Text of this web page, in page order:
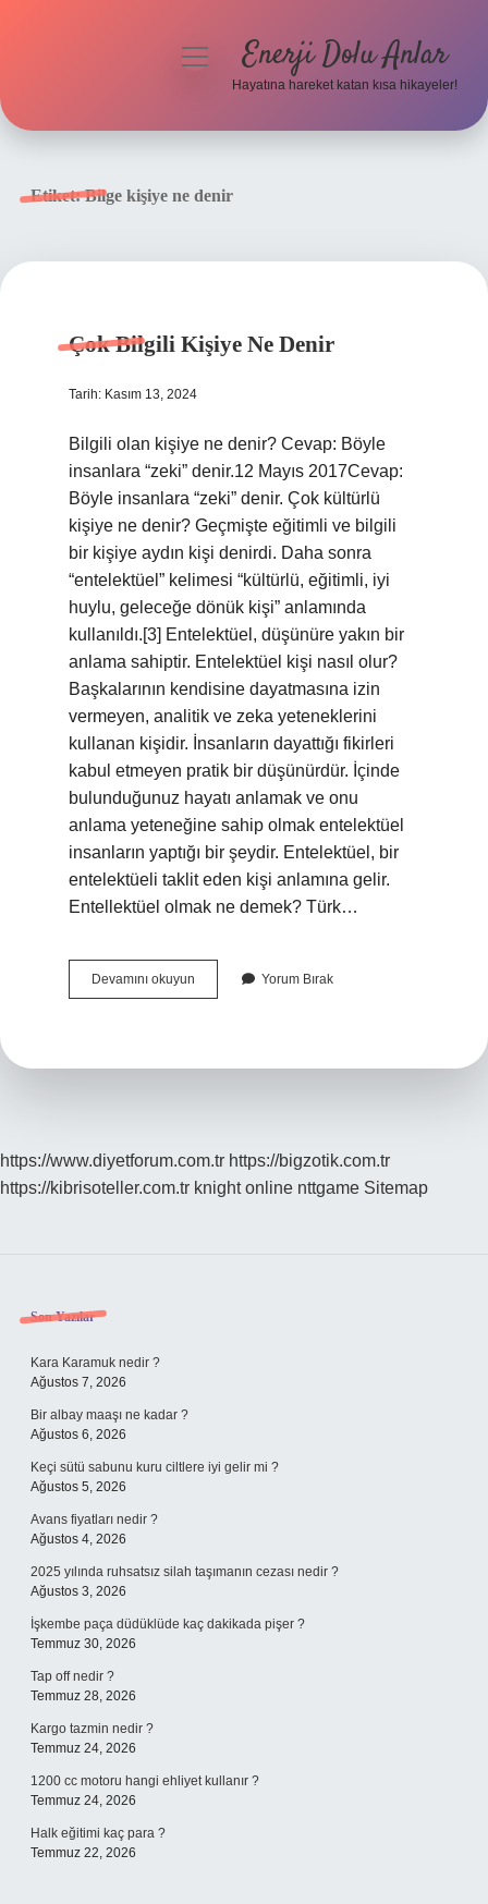
menüyüEnerji Dolu Anlar
Hayatına hareket katan kısa hikayeler!
Etiket:Bilge kişiye ne denir
Çok Bilgili Kişiye Ne Denir
Tarih: Kasım 13, 2024
Bilgili olan kişiye ne denir? Cevap: Böyle
insanlara “zeki” denir.12 Mayıs 2017Cevap:
Böyle insanlara “zeki” denir. Çok kültürlü
kişiye ne denir? Geçmişte eğitimli ve bilgili
bir kişiye aydın kişi denirdi. Daha sonra
“entelektüel” kelimesi “kültürlü, eğitimli, iyi
huylu, geleceğe dönük kişi” anlamında
kullanıldı.[3] Entelektüel, düşünüre yakın bir
anlama sahiptir. Entelektüel kişi nasıl olur?
Başkalarının kendisine dayatmasına izin
vermeyen, analitik ve zeka yeteneklerini
kullanan kişidir. İnsanların dayattığı fikirleri
kabul etmeyen pratik bir düşünürdür. İçinde
bulunduğunuz hayatı anlamak ve onu
anlama yeteneğine sahip olmak entelektüel
insanların yaptığı bir şeydir. Entelektüel, bir
entelektüeli taklit eden kişi anlamına gelir.
Entellektüel olmak ne demek? Türk…
Devamını okuyun
Bilgili
Yorum Bırak
https://www.diyetforum.com.tr https://bigzotik.com.tr
https://kibrisoteller.com.tr knight online nttgame Sitemap
Sidebar
Son Yazılar
Kara Karamuk nedir ?
Ağustos 7, 2026
Bir albay maaşı ne kadar ?
Ağustos 6, 2026
Keçi sütü sabunu kuru ciltlere iyi gelir mi ?
Ağustos 5, 2026
Avans fiyatları nedir ?
Ağustos 4, 2026
2025 yılında ruhsatsız silah taşımanın cezası nedir ?
Ağustos 3, 2026
İşkembe paça düdüklüde kaç dakikada pişer ?
Temmuz 30, 2026
Tap off nedir ?
Temmuz 28, 2026
Kargo tazmin nedir ?
Temmuz 24, 2026
1200 cc motoru hangi ehliyet kullanır ?
Temmuz 24, 2026
Halk eğitimi kaç para ?
Temmuz 22, 2026